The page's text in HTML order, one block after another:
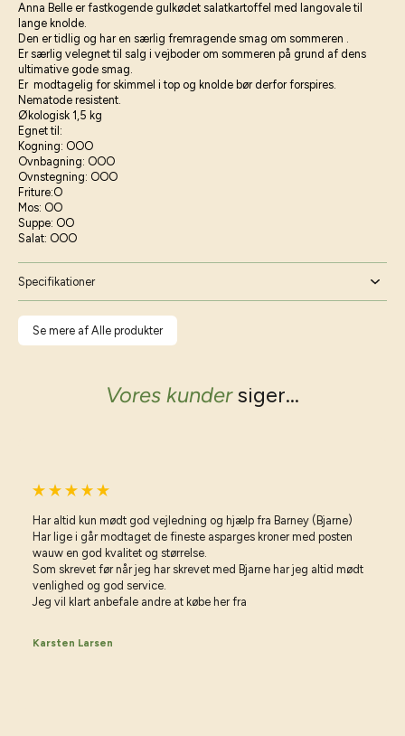
Anna Belle er fastkogende gulkødet salatkartoffel med langovale til
lange knolde.
Den er tidlig og har en særlig fremragende smag om sommeren .
Er særlig velegnet til salg i vejboder om sommeren på grund af dens
ultimative gode smag.
Er modtagelig for skimmel i top og knolde bør derfor forspires.
Nematode resistent.
Økologisk 1,5 kg
Egnet til:
Kogning: OOO
Ovnbagning: OOO
Ovnstegning: OOO
Friture:O
Mos: OO
Suppe: OO
Salat: OOO
Specifikationer
Se mere af Alle produkter
Vores kundersiger...
Har altid kun mødt god vejledning og hjælp fra Barney (Bjarne)
Har lige i går modtaget de fineste asparges kroner med posten
wauw en god kvalitet og størrelse.
Som skrevet før når jeg har skrevet med Bjarne har jeg altid mødt
venlighed og god service.
Jeg vil klart anbefale andre at købe her fra
Karsten Larsen